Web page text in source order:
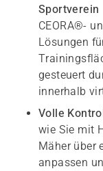
CEORA®-
Lösungen
gesteuert
innerhalb
Volle
wie Sie mit
Mäher über
anpassen